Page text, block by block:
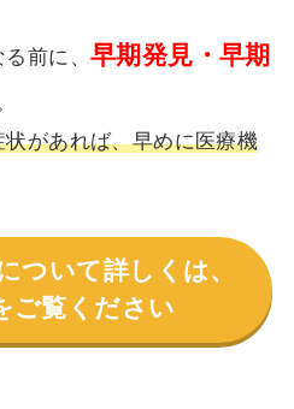
前に、 早期発見・早期
があれば、早めに医療機
ついて詳しくは、
ご覧ください